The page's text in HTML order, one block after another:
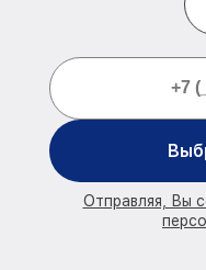
Отправляя, Вы